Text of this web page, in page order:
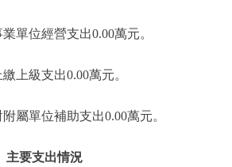
位經營支出0.00萬元。
級支出0.00萬元。
單位補助支出0.00萬元。
主要支出情況